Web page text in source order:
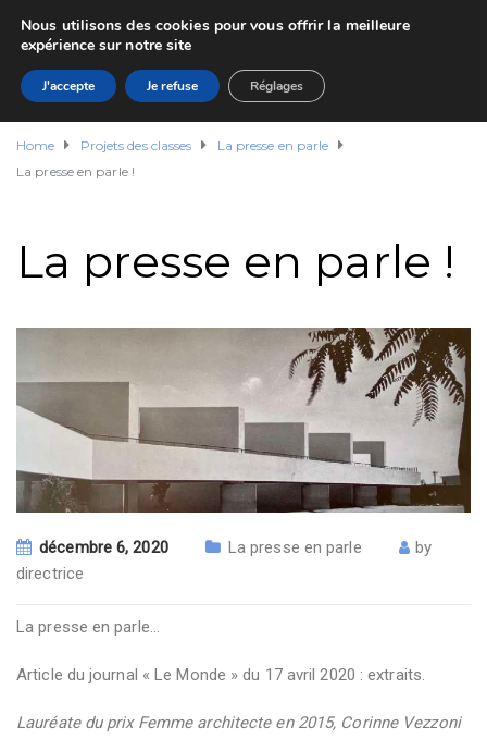
Home Projets des classes
La presse en parle
La presse en parle !
La presse en parle !
décembre 6, 2020 La presse en parle
by
directrice
La presse en parle…
Article du journal « Le Monde » du 17 avril 2020 : extraits.
Lauréate du prix Femme architecte en 2015, Corinne Vezzoni
Nous utilisons des cookies pour vous offrir la meilleure
expérience sur notre site
J'accepte Je refuse Réglages